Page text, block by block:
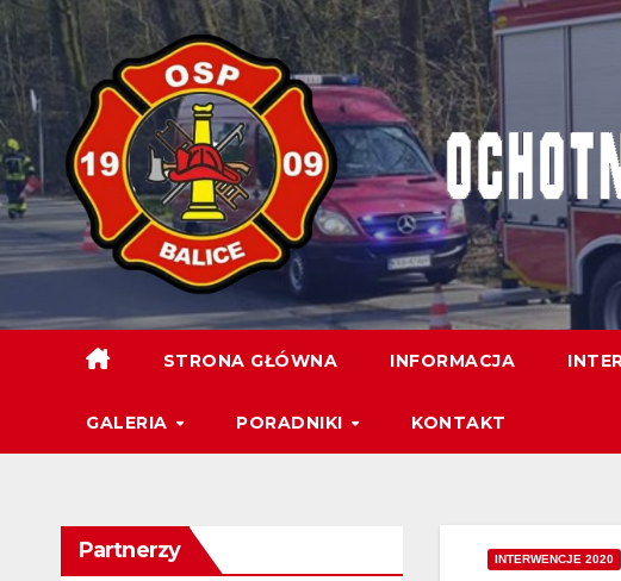
STRONA GŁÓWNA INFORMACJA
GALERIA PORADNIKI KONTAKT
Partnerzy INTERWENCJE 2020